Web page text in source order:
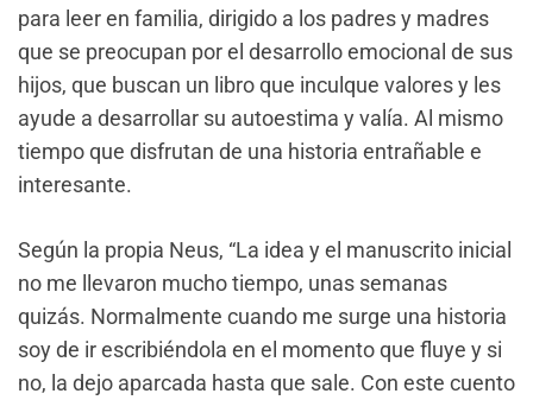
para leer en familia, dirigido a los padres y madres
que se preocupan por el desarrollo emocional de sus
hijos, que buscan un libro que inculque valores y les
ayude a desarrollar su autoestima y valía. Al mismo
tiempo que disfrutan de una historia entrañable e
interesante.
Según la propia Neus, “La idea y el manuscrito inicial
no me llevaron mucho tiempo, unas semanas
quizás. Normalmente cuando me surge una historia
soy de ir escribiéndola en el momento que fluye y si
no, la dejo aparcada hasta que sale. Con este cuento